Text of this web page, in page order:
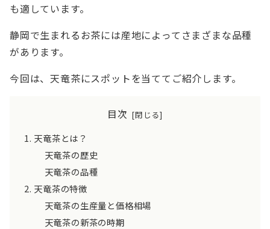
も適しています。
静岡で生まれるお茶には産地によってさまざまな品種
があります。
今回は、天竜茶にスポットを当ててご紹介します。
目次
天竜茶とは？
天竜茶の歴史
天竜茶の品種
天竜茶の特徴
天竜茶の生産量と価格相場
天竜茶の新茶の時期